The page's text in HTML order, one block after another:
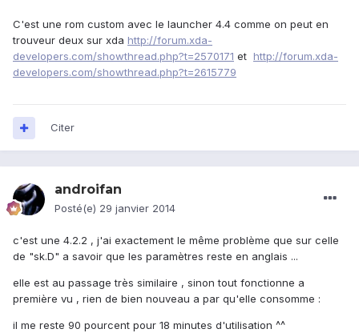
C'est une rom custom avec le launcher 4.4 comme on peut en
trouveur deux sur xda http://forum.xda-
developers.com/showthread.php?t=2570171 et http://forum.xda-
developers.com/showthread.php?t=2615779
Citer
androifan
Posté(e) 29 janvier 2014
c'est une 4.2.2 , j'ai exactement le même problème que sur celle
de "sk.D" a savoir que les paramètres reste en anglais ...
elle est au passage très similaire , sinon tout fonctionne a
première vu , rien de bien nouveau a par qu'elle consomme :
il me reste 90 pourcent pour 18 minutes d'utilisation ^^